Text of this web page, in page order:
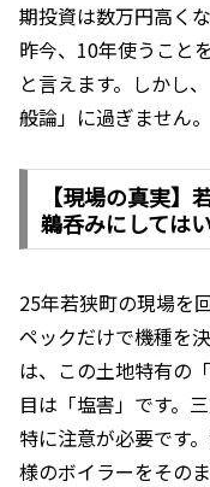
期投資は数万円高く
昨今、10年使うこと
と言えます。しかし
般論」に過ぎません。
【現場の真実】
鵜呑みにしては
25年若狭町の現場を
ペックだけで機種を
は、この土地特有の
目は「塩害」です。
特に注意が必要です
様のボイラーをその